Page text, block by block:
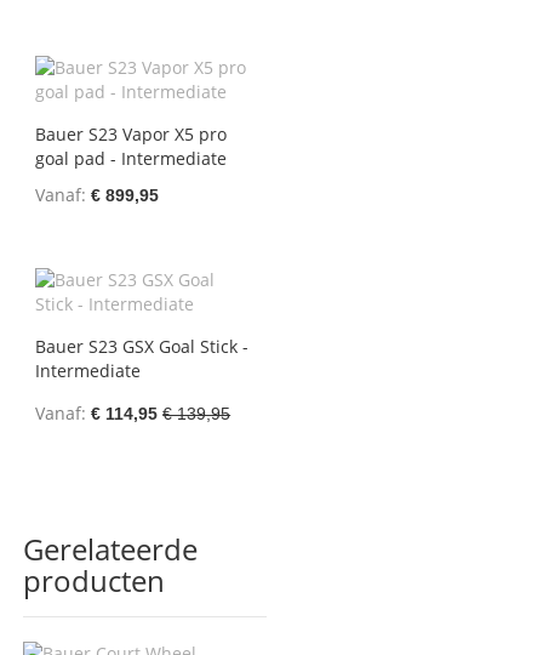
Bauer S23 Vapor X5 pro
goal pad - Intermediate
Vanaf € 899,95
Bauer S23 GSX Goal Stick -
Intermediate
Vanaf € 114,95 € 139,95
Gerelateerde
producten